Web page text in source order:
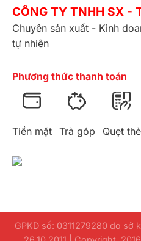
CÔNG TY TNHH SX -
Chuyên sản xuất - Kinh
tự nhiên
Phương thức thanh toán
Tiền mặt Trả góp Quẹt thẻ
GPKD số: 0311279280 do sở